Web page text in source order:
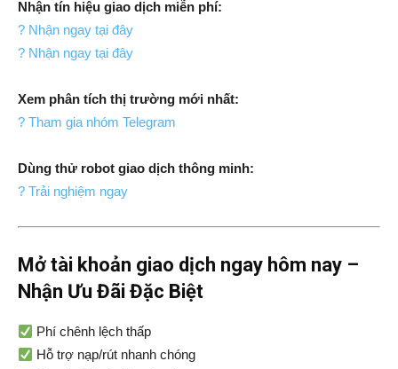
Nhận tín hiệu giao dịch miễn phí:
? Nhận ngay tại đây
? Nhận ngay tại đây
Xem phân tích thị trường mới nhất:
? Tham gia nhóm Telegram
Dùng thử robot giao dịch thông minh:
? Trải nghiệm ngay
Mở tài khoản giao dịch ngay hôm nay –
Nhận Ưu Đãi Đặc Biệt
Phí chênh lệch thấp
Hỗ trợ nạp/rút nhanh chóng